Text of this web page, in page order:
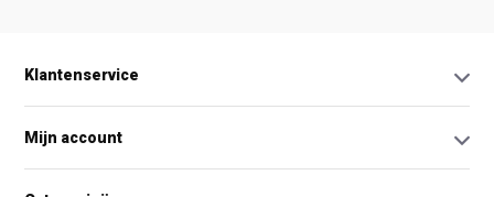
Klantenservice
Mijn account